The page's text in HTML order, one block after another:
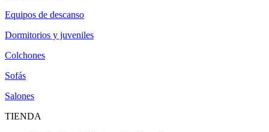
Equipos de descanso
Dormitorios y juveniles
Colchones
Sofás
Salones
TIENDA